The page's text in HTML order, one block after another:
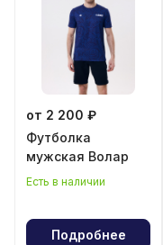
от 2 200 ₽
Футболка
мужская Волар
Есть в наличии
Подробнее